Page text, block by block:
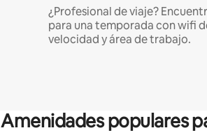
¿Profesional de viaje?
para una temporada con wifi
velocidad y área de trabajo.
Amenidades populares